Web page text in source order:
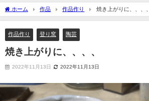
ホーム 作品 作品作り 焼き上がりに、、、、
作品作り 登り窯 陶芸
焼き上がりに、、、、
2022年11月13日 2022年11月13日